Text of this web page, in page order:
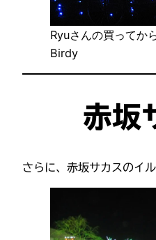
Ryuさんの買ってか
Birdy
赤坂
さらに、赤坂サカスのイ